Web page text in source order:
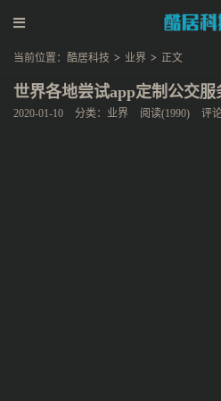
当前位置： 酷居科技 > 业界 > 正文
世界各地尝试app定制公交
2020-01-10 分类： 业界 阅读(1990) 评